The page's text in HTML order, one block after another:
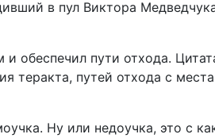
в пул Виктора
обеспечил пути отхода.
теракта, путей отхода с
Ну или недоучка, это с